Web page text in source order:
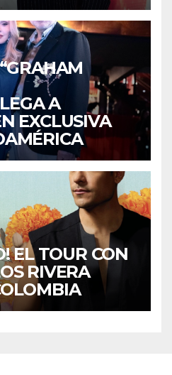
A
EXCLUSIVA
EL TOUR CON
RIVERA